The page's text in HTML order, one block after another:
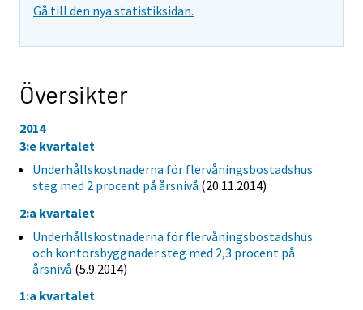
Gå till den nya statistiksidan.
Översikter
2014
3:e kvartalet
Underhållskostnaderna för flervåningsbostadshus
steg med 2 procent på årsnivå (20.11.2014)
2:a kvartalet
Underhållskostnaderna för flervåningsbostadshus
och kontorsbyggnader steg med 2,3 procent på
årsnivå (5.9.2014)
1:a kvartalet